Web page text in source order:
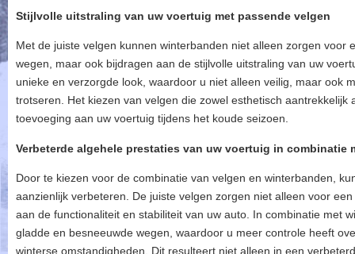
Stijlvolle uitstraling van uw voertuig met passende velgen
Met de juiste velgen kunnen winterbanden niet alleen zorgen voor
wegen, maar ook bijdragen aan de stijlvolle uitstraling van uw
unieke en verzorgde look, waardoor u niet alleen veilig, maar ook
trotseren. Het kiezen van velgen die zowel esthetisch
toevoeging aan uw voertuig tijdens het koude seizoen.
Verbeterde algehele prestaties van uw voertuig in combinatie
Door te kiezen voor de combinatie van velgen en winterbanden,
aanzienlijk verbeteren. De juiste velgen zorgen niet alleen voor
aan de functionaliteit en stabiliteit van uw auto. In combinatie met
gladde en besneeuwde wegen, waardoor u meer controle heeft
winterse omstandigheden. Dit resulteert niet alleen in een